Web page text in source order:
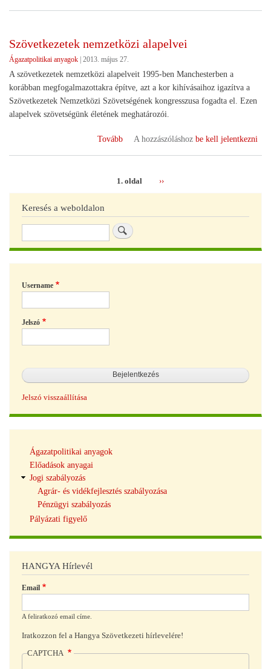
Szövetkezetek nemzetközi alapelvei
Ágazatpolitikai anyagok 2013. május 27.
A szövetkezetek nemzetközi alapelveit 1995-ben Manchesterben a
korábban megfogalmazottakra építve, azt a kor kihívásaihoz igazítva a
Szövetkezetek Nemzetközi Szövetségének kongresszusa fogadta el. Ezen
alapelvek szövetségünk életének meghatározói.
Tovább
(Szövetkezetek
A hozzászóláshoz be kell jelentkezni
1. oldal
Következő
oldal
››
Keresés a weboldalon
Username
Jelszó
Jelszó visszaállítása
navigáció
Ágazatpolitikai anyagok
Előadások anyagai
Jogi szabályozás
Agrár- és vidékfejlesztés szabályozása
Pénzügyi szabályozás
Pályázati figyelő
HANGYA Hírlevél
Email
A feliratkozó email címe.
Iratkozzon fel a Hangya Szövetkezeti hírlevelére!
CAPTCHA